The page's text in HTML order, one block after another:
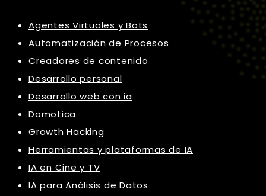
Agentes Virtuales y Bots
Automatización de Procesos
Creadores de contenido
Desarrollo personal
Desarrollo web con ia
Domotica
Growth Hacking
Herramientas y plataformas de IA
IA en Cine y TV
IA para Análisis de Datos